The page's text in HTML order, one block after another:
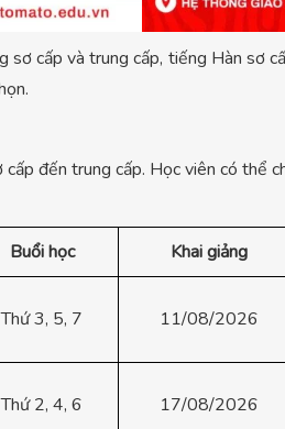
sơ cấp và trung cấp, tiếng Hàn
đến trung cấp. Học viên có
Buổi học Khai giảng
Thứ 3, 5, 7 11/08/2026
Thứ 2, 4, 6 17/08/2026